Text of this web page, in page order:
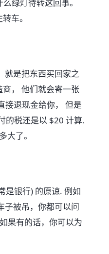
绿灯待转这回事。
车。
是把东西买回家之
， 他们就会寄一张
接退现金给你， 但是
的税还是以 $20 计算.
了。
银行) 的原谅. 例如
子被吊，你都可以问
果有的话，你可以为